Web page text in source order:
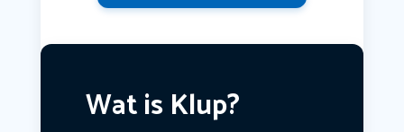
Wat is Klup?